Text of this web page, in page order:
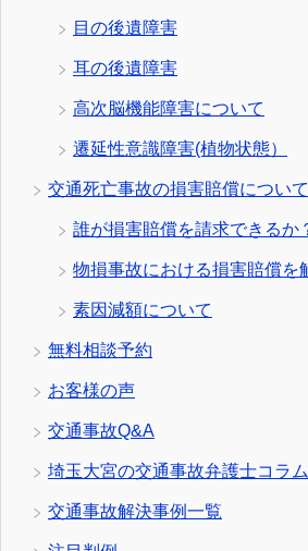
目の後遺障害
耳の後遺障害
高次脳機能障害について
遷延性意識障害(植物状態）
交通死亡事故の損害賠償につい
誰が損害賠償を請求できるか
物損事故における損害賠償を
素因減額について
無料相談予約
お客様の声
交通事故Q&A
埼玉大宮の交通事故弁護士コラム
交通事故解決事例一覧